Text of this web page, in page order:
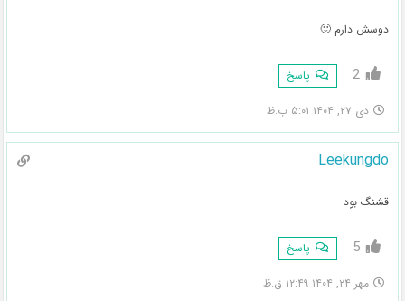
دوسش دارم 🙂
2 پاسخ
دی ۲۷, ۱۴۰۴ ۵:۰۱ ب.ظ
Leekungdo
قشنگ بود
5 پاسخ
مهر ۲۴, ۱۴۰۴ ۱۲:۴۹ ق.ظ